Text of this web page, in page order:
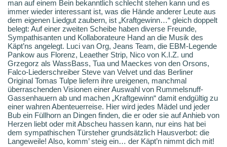
man auf einem Bein bekanntlich schlecht stehen kann und es
immer wieder interessant ist, was die Hände anderer Leute aus
dem eigenen Liedgut zaubern, ist „Kraftgewinn…“ gleich doppelt
belegt: Auf einer zweiten Scheibe haben diverse Freunde,
Sympathisanten und Kollaborateure Hand an die Musik des
Käpt’ns angelegt. Luci van Org, Jeans Team, die EBM-Legende
Pankow aus Florenz, Leaether Strip, Nico von K.I.Z. und
Grzegorz als WassBass, Tua und Maeckes von den Orsons,
Falco-Liederschreiber Steve van Velvet und das Berliner
Original Tomas Tulpe liefern ihre ureigenen, manchmal
überraschenden Visionen einer Auswahl von Rummelsnuff-
Gassenhauern ab und machen „Kraftgewinn“ damit endgültig zu
einer wahren Abenteuerreise. Hier wird jedes Mädel und jeder
Bub ein Füllhorn an Dingen finden, die er oder sie auf Anhieb von
Herzen liebt oder mit Abscheu hassen kann, nur eins hat bei
dem sympathischen Türsteher grundsätzlich Hausverbot: die
Langeweile! Also, komm’ steig ein… der Käpt’n nimmt dich mit!